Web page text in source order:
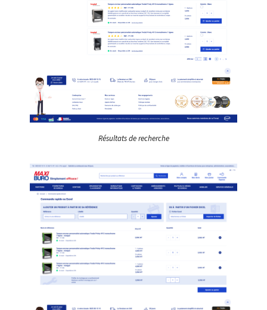
Résultats de recherche